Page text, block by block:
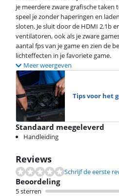
je meerdere zware grafische taken
speel je zonder haperingen en
sloten. Je sluit door de HDMI 2.1b
ventilatoren, ook als je zware
aantal fps van je game en zien de
lichteffecten in je favoriete game.
Meer weergeven
Tips voor het
Standaard meegeleverd
Handleiding
Reviews
Schrijf de eerste
Beoordeling
5 sterren